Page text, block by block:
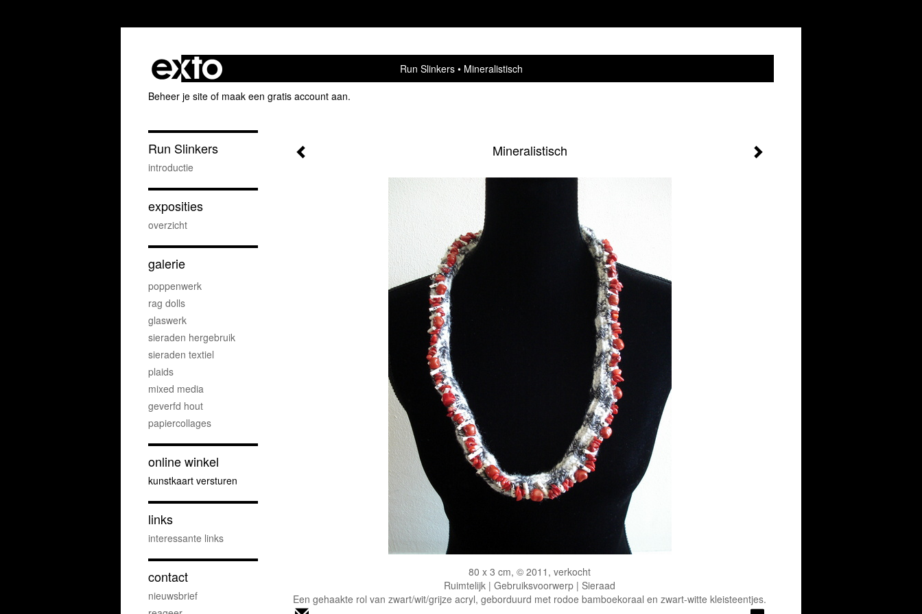
Run Slinkers
Mineralistisch
Beheer je site of maak een gratis account aan.
Mineralistisch
80 x 3 cm, © 2011, verkocht
Ruimtelijk | Gebruiksvoorwerp | Sieraad
Een gehaakte rol van zwart/wit/grijze acryl, geborduurd met rodoe bamboekoraal en zwart-witte kleisteentjes.
Run Slinkers
introductie
exposities
overzicht
galerie
poppenwerk
rag dolls
glaswerk
sieraden hergebruik
sieraden textiel
plaids
mixed media
geverfd hout
papiercollages
online winkel
kunstkaart versturen
links
interessante links
contact
nieuwsbrief